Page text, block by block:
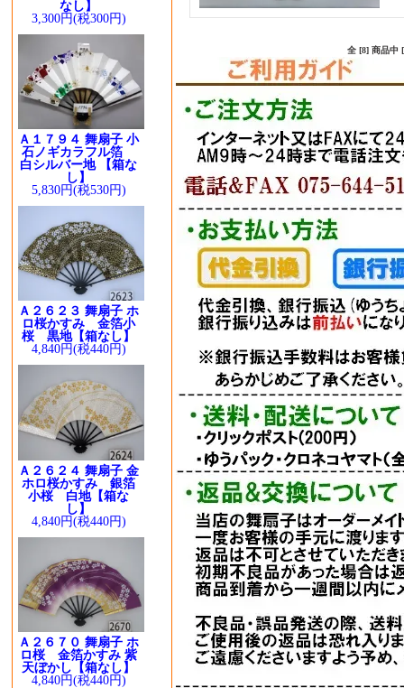
なし】
3,300円(税300円)
Ａ１７９４ 舞扇子 小
石ノギカラフル箔
白シルバー地 【箱な
し】
5,830円(税530円)
Ａ２６２３ 舞扇子 ホ
ロ桜かすみ 金箔小
桜 黒地【箱なし】
4,840円(税440円)
Ａ２６２４ 舞扇子 金
ホロ桜かすみ 銀箔
小桜 白地【箱な
し】
4,840円(税440円)
Ａ２６７０ 舞扇子 ホ
ロ桜 金箔かすみ 紫
天ぼかし【箱なし】
4,840円(税440円)
全 [8] 商品中